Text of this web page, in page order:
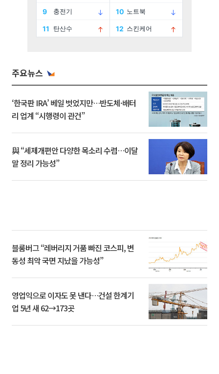
주요뉴스
‘한국판 IRA’ 베일 벗었지만…반도체·배터
리 업계 “시행령이 관건”
與 “세제개편안 다양한 목소리 수렴…이달
말 정리 가능성”
블룸버그 “레버리지 거품 빠진 코스피, 변
동성 최악 국면 지났을 가능성”
영업익으로 이자도 못 낸다…건설 한계기
업 5년 새 62→173곳